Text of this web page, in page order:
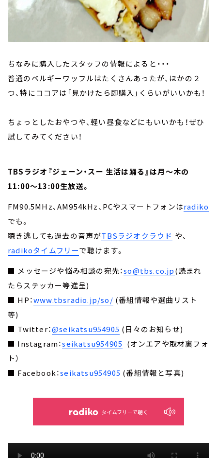
ちなみに購入したスタッフの情報によると・・・
普通のベルギーワッフルはたくさんあったが、ほかの２
つ、特にココアは「見かけたら即購入」くらいがいいかも！
ちょっとしたおやつや、軽い昼食などにもいいかも！ぜひ
試してみてください！
TBSラジオ『ジェーン・スー 生活は踊る』は月～木の
11:00～13:00生放送。
FM90.5MHz、AM954kHz、PCやスマートフォンはradiko
でも。
聴き逃しても過去の音声がTBSラジオクラウド や、
radikoタイムフリーで聴けます。
■ メッセージや悩み相談の宛先：so@tbs.co.jp(読まれ
たらステッカー等進呈)
■ HP：www.tbsradio.jp/so/ (番組情報や選曲リスト
等)
■ Twitter：@seikatsu954905 (日々のお知らせ)
■ Instagram：seikatsu954905 (オンエアや取材裏フォ
ト）
■ Facebook：seikatsu954905 (番組情報と写真)
タイムフリーで聴く